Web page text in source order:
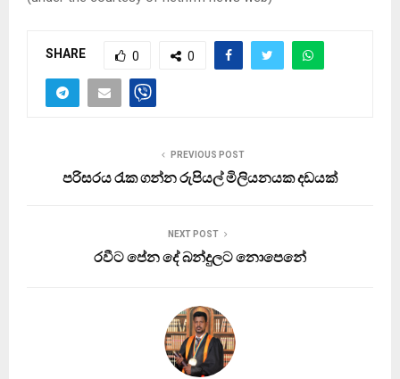
SHARE 0 0
PREVIOUS POST
පරිසරය රැක ගන්න රුපියල් මිලියනයක දඩයක්
NEXT POST
රවීට පේන දේ බන්දුලට නොපෙනේ